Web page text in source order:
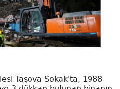
Taşova Sokak'ta, 1988